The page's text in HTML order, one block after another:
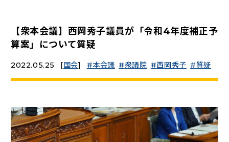
こくみんうさぎの部屋
Go!Go!こくみんストア（新しいタブで開く）
こくみんオンラインスクール（新しいタブで開く）
国民民主党学生部（新しいタブで開く）
【衆本会議】西岡秀子議員が「令和4年度補正予
算案」について質疑
2022.05.25 [国会] 本会議 衆議院 西岡秀子 質疑